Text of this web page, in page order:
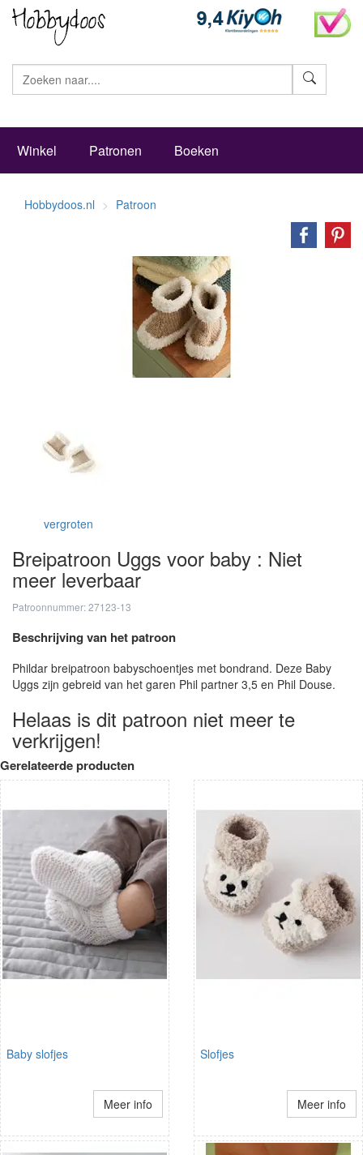
Winkel Patronen Boeken
Hobbydoos.nl Patroon
vergroten
Breipatroon Uggs voor baby : Niet
meer leverbaar
Patroonnummer: 27123-13
Beschrijving van het patroon
Phildar breipatroon babyschoentjes met bondrand. Deze Baby
Uggs zijn gebreid van het garen Phil partner 3,5 en Phil Douse.
Helaas is dit patroon niet meer te
verkrijgen!
Gerelateerde producten
Baby slofjes
Meer info
Slofjes
Meer info